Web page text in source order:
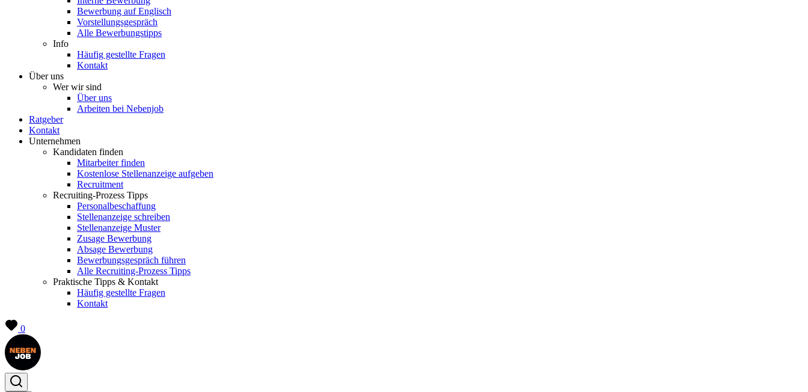
Bewerbung auf Englisch
Vorstellungsgespräch
Alle Bewerbungstipps
Info
Häufig gestellte Fragen
Kontakt
Über uns
Wer wir sind
Über uns
Arbeiten bei Nebenjob
Ratgeber
Kontakt
Unternehmen
Kandidaten finden
Mitarbeiter finden
Kostenlose Stellenanzeige aufgeben
Recruitment
Recruiting-Prozess Tipps
Personalbeschaffung
Stellenanzeige schreiben
Stellenanzeige Muster
Zusage Bewerbung
Absage Bewerbung
Bewerbungsgespräch führen
Alle Recruiting-Prozess Tipps
Praktische Tipps & Kontakt
Häufig gestellte Fragen
Kontakt
0